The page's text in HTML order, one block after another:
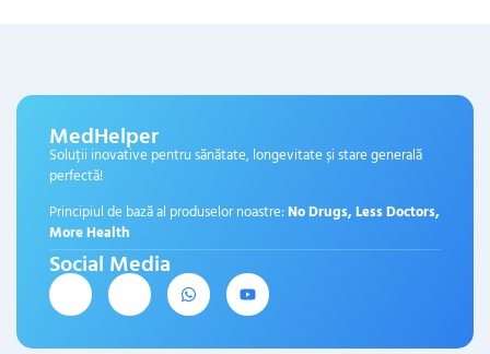
MedHelper
Soluții inovative pentru sănătate, longevitate și stare generală
perfectă!
Principiul de bază al produselor noastre:No Drugs, Less Doctors,
More Health
Social Media